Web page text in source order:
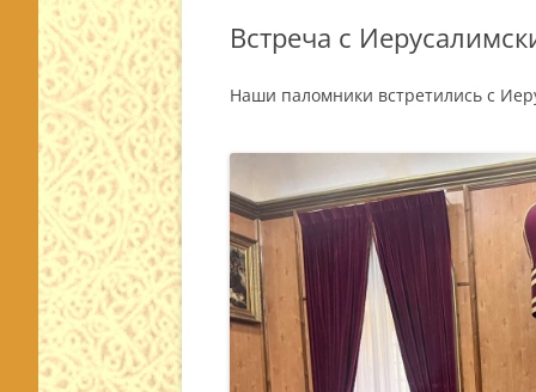
Встреча с
Наши паломники встретились с